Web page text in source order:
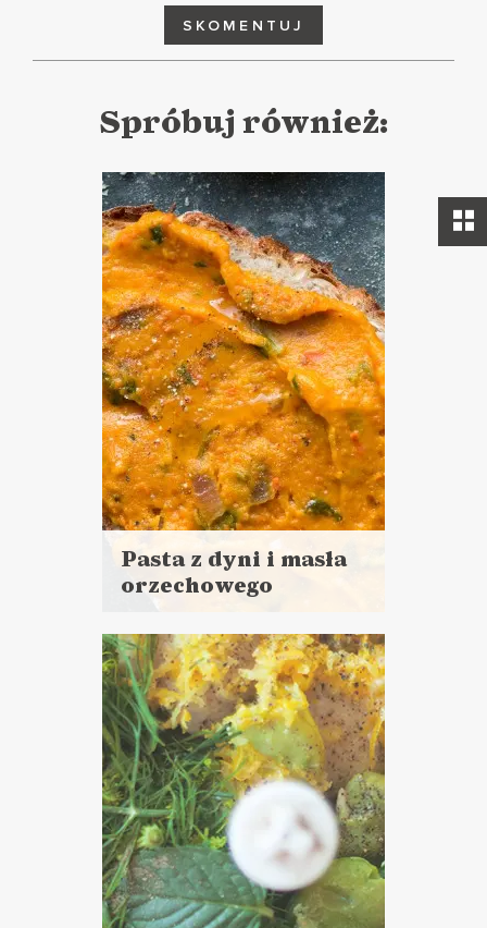
SKOMENTUJ
Spróbuj również:
Pasta z dyni i masła
orzechowego
więcej
Czas przygotowania: 15 minut
+ 40 minut pieczenia
DO CHLEBA
POWRÓT DO SZKOŁY ?
SYLWESTER ?